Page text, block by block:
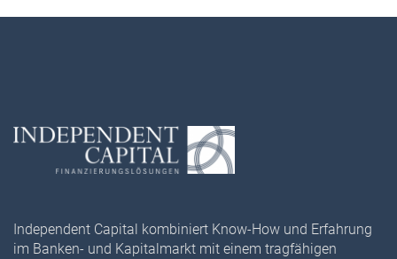
Independent Capital kombiniert Know-How und Erfahrung
im Banken- und Kapitalmarkt mit einem tragfähigen